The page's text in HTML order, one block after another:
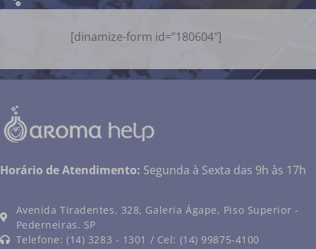
[dinamize-form id=”180604″]
Horário de Atendimento: Segunda à Sexta das 9h às 17h
Avenida Tiradentes, 328, Galeria Ágape, Piso Superior -
Pederneiras. SP
Telefone: (14) 3283 - 1301 / Cel: (14) 99875-4100